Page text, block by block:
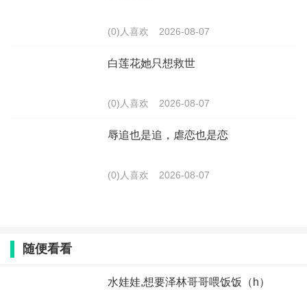
(0)人喜欢 2026-08-07
白莲花她只想救世
(0)人喜欢 2026-08-07
辱追也是追，虐恋也是恋
(0)人喜欢 2026-08-07
随便看看
水娃娃,想要泽林哥哥喂饭饭（h）